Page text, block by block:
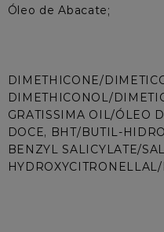
Óleo de Abacate;
DIMETHICONE/
DIMETHICONOL/
GRATISSIMA OIL/ÓLEO
DOCE, BHT/BUTIL-
BENZYL SALICYLATE/